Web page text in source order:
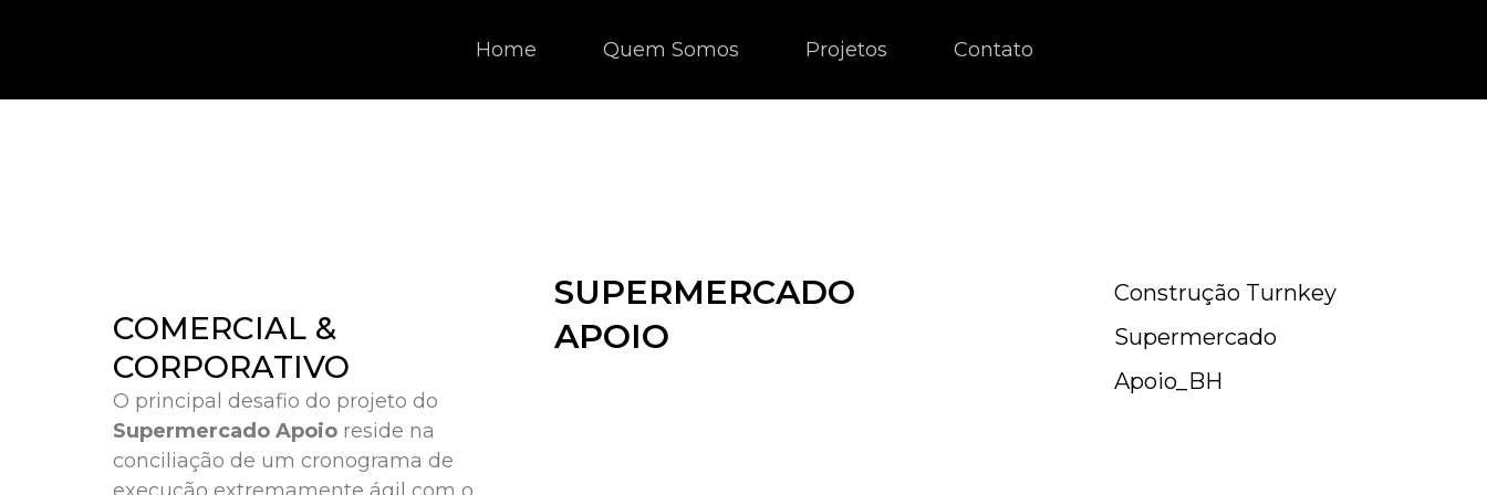
Home Quem Somos Projetos Contato
COMERCIAL &
CORPORATIVO
O principal desafio do projeto do
Supermercado Apoio reside na
conciliação de um cronograma de
SUPERMERCADO
APOIO
Construção Turnkey
Supermercado
Apoio_BH